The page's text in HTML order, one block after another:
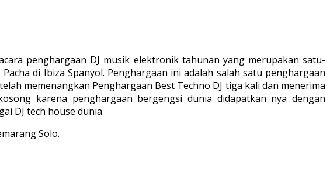
penghargaan DJ musik elektronik tahunan yang merupakan satu-
di Ibiza Spanyol. Penghargaan ini adalah salah satu penghargaan
memenangkan Penghargaan Best Techno DJ tiga kali dan menerima
karena penghargaan bergengsi dunia didapatkan nya dengan
DJ tech house dunia.
Solo.